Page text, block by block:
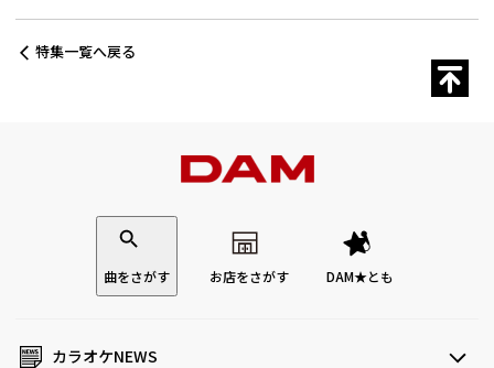
特集一覧へ戻る
曲をさがす お店をさがす DAM★とも
カラオケNEWS